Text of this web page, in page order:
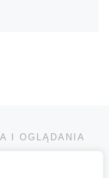
I OGLĄDANIA
DO LISTY